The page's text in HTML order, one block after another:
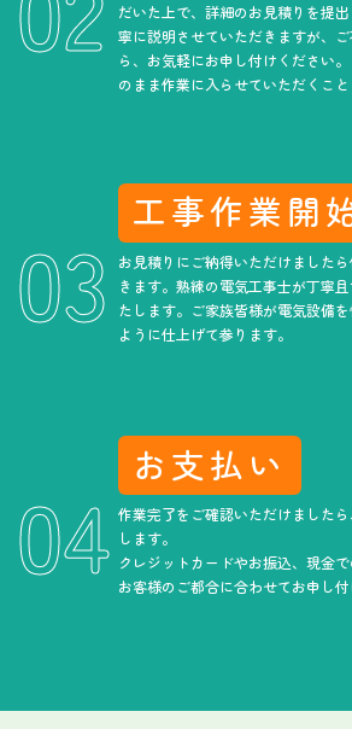
だいた上で、詳細のお見積りを提
寧に説明させていただきますが、
ら、お気軽にお申し付けください
のまま作業に入らせていただくこと
工事作業開
お見積りにご納得いただけました
きます。熟練の電気工事士が丁寧
たします。ご家族皆様が電気設備
ように仕上げて参ります。
お支払い
作業完了をご確認いただけました
します。
クレジットカードやお振込、現金
お客様のご都合に合わせてお申し付